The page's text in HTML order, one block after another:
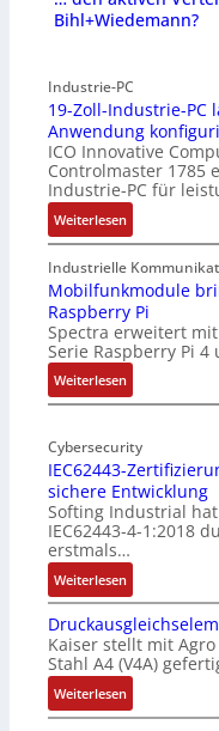
Bihl+Wiedemann?
Industrie-PC
19-Zoll-Industrie-PC
Anwendung
ICO Innovative
Controlmaster 1785
Industrie-PC für
Weiterlesen:
1
9
-
Z
o
l
l
-
n
d
u
s
t
r
i
e
-
P
C
l
ä
Industrielle
Mobilfunkmodule
Raspberry Pi
Spectra erweitert
Serie Raspberry Pi
Weiterlesen:
M
b
i
l
f
u
n
k
m
o
d
u
l
e
Cybersecurity
IEC62443-
sichere Entwicklung
Softing Industrial
IEC62443-4-1:2018
erstmals…
Weiterlesen:
I
E
6
2
4
Kaiser stellt mit
Stahl A4 (V4A)
Weiterlesen:
D